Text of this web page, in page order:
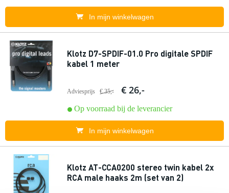
In mijn winkelwagen
Klotz D7-SPDIF-01.0 Pro digitale SPDIF
kabel 1 meter
Adviesprijs € 35,- € 26,-
Op voorraad bij de leverancier
In mijn winkelwagen
Klotz AT-CCA0200 stereo twin kabel 2x
RCA male haaks 2m (set van 2)